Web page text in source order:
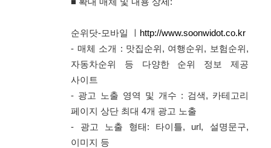
순위닷-모바일
http://www.soonwidot.co.kr
- 매체 소개 : 맛집순위, 여행순위, 보험순위,
자동차순위 등 다양한 순위 정보 제공
사이트
- 광고 노출 영역 및 개수 : 검색, 카테고리
페이지 상단 최대 4개 광고 노출
- 광고 노출 형태: 타이틀, url, 설명문구,
이미지 등